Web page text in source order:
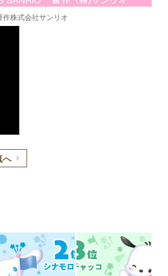
作株式会社サンリオ
へ